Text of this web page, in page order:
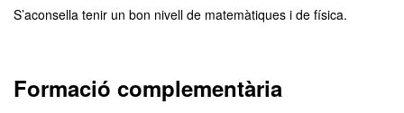
S’aconsella tenir un bon nivell de matemàtiques i de física.
Formació complementària